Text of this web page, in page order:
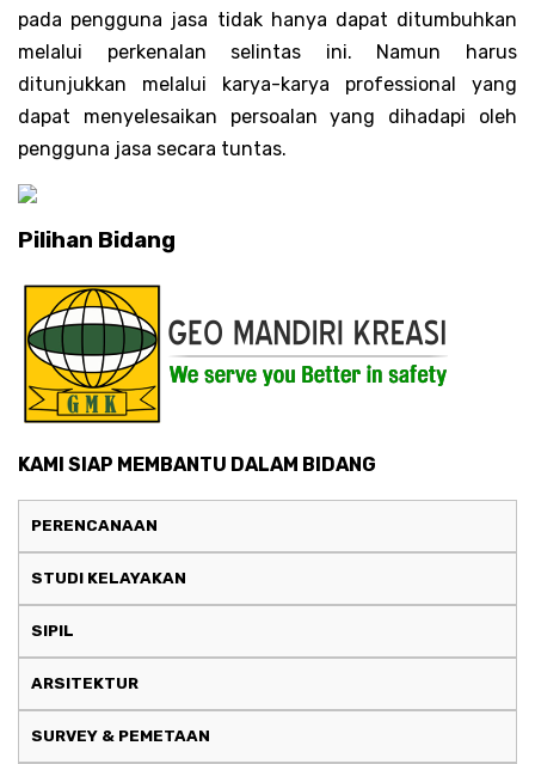
pada pengguna jasa tidak hanya dapat ditumbuhkan
melalui perkenalan selintas ini. Namun harus
ditunjukkan melalui karya-karya professional yang
dapat menyelesaikan persoalan yang dihadapi oleh
pengguna jasa secara tuntas.
Pilihan Bidang
KAMI SIAP MEMBANTU DALAM BIDANG
PERENCANAAN
STUDI KELAYAKAN
SIPIL
ARSITEKTUR
SURVEY & PEMETAAN